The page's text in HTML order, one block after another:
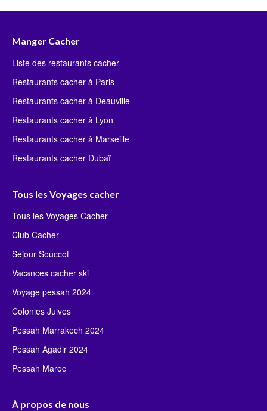
Manger Cacher
Liste des restaurants cacher
Restaurants cacher à Paris
Restaurants cacher à Deauville
Restaurants cacher à Lyon
Restaurants cacher à Marseille
Restaurants cacher Dubaï
Tous les Voyages cacher
Tous les Voyages Cacher
Club Cacher
Séjour Souccot
Vacances cacher ski
Voyage pessah 2024
Colonies Juives
Pessah Marrakech 2024
Pessah Agadir 2024
Pessah Maroc
À propos de nous